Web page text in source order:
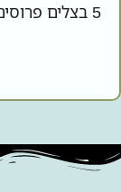
5 בצלים פרוסים חומץ בן יין אדום להשרות את